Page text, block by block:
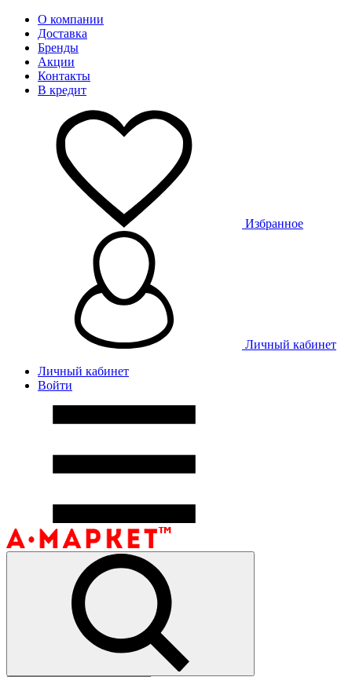
О компании
Доставка
Бренды
Акции
Контакты
В кредит
Избранное
Личный кабинет
Личный кабинет
Войти